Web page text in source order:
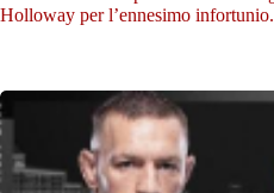
Holloway per l’ennesimo infortunio.